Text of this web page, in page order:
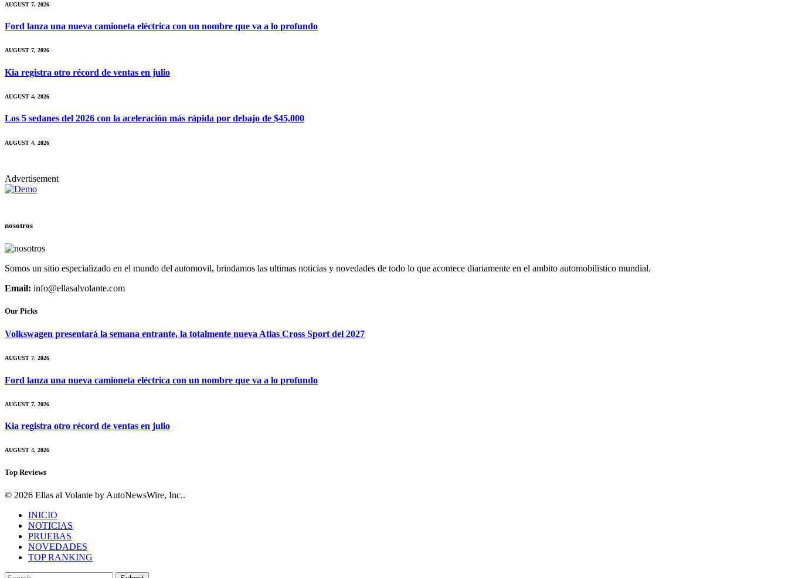
AUGUST 7, 2026
Ford lanza una nueva camioneta eléctrica con un nombre que va a lo profundo
AUGUST 7, 2026
Kia registra otro récord de ventas en julio
AUGUST 4, 2026
Los 5 sedanes del 2026 con la aceleración más rápida por debajo de $45,000
AUGUST 4, 2026
Advertisement
nosotros
Somos un sitio especializado en el mundo del automovil, brindamos las ultimas noticias y novedades de todo lo que acontece diariamente en el ambito automobilistico mundial.
Email: info@ellasalvolante.com
Our Picks
Volkswagen presentará la semana entrante, la totalmente nueva Atlas Cross Sport del 2027
AUGUST 7, 2026
Ford lanza una nueva camioneta eléctrica con un nombre que va a lo profundo
AUGUST 7, 2026
Kia registra otro récord de ventas en julio
AUGUST 4, 2026
Top Reviews
© 2026 Ellas al Volante by AutoNewsWire, Inc..
INICIO
NOTICIAS
PRUEBAS
NOVEDADES
TOP RANKING